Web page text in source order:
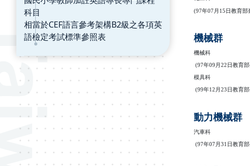
科目
相當於CEF語言參考架構B2級之各項英
語檢定考試標準參照表
(97年07月 15 日教育部
機械群
機械科
(97年09 月22 日教育
模具科
(99年12 月23 日教育
動力機械群
汽車科
(97年07月31 日教育